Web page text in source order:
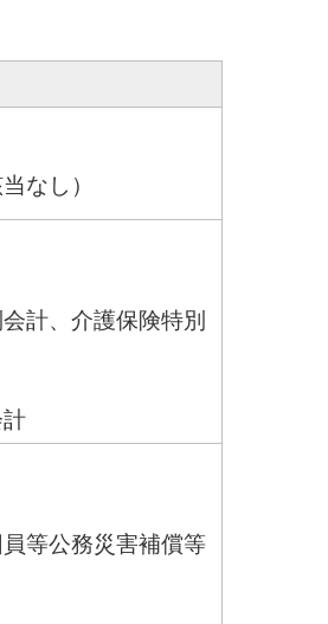
なし）
計、介護保険特別
等公務災害補償等